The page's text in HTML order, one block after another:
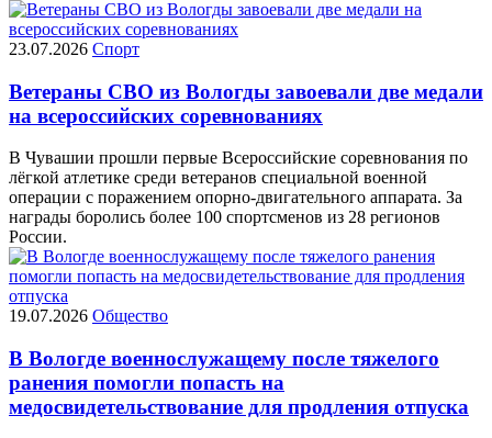
23.07.2026 Спорт
Ветераны СВО из Вологды завоевали две медали
на всероссийских соревнованиях
В Чувашии прошли первые Всероссийские соревнования по
лёгкой атлетике среди ветеранов специальной военной
операции с поражением опорно-двигательного аппарата. За
награды боролись более 100 спортсменов из 28 регионов
России.
19.07.2026 Общество
В Вологде военнослужащему после тяжелого
ранения помогли попасть на
медосвидетельствование для продления отпуска